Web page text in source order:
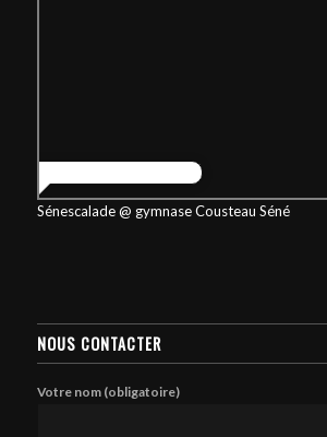
Sénescalade @ gymnase Cousteau Séné
NOUS CONTACTER
Votre nom (obligatoire)